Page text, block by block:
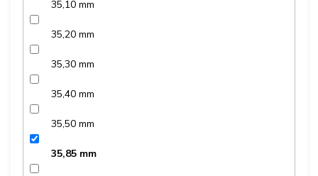
35,10 mm
35,20 mm
35,30 mm
35,40 mm
35,50 mm
35,85 mm